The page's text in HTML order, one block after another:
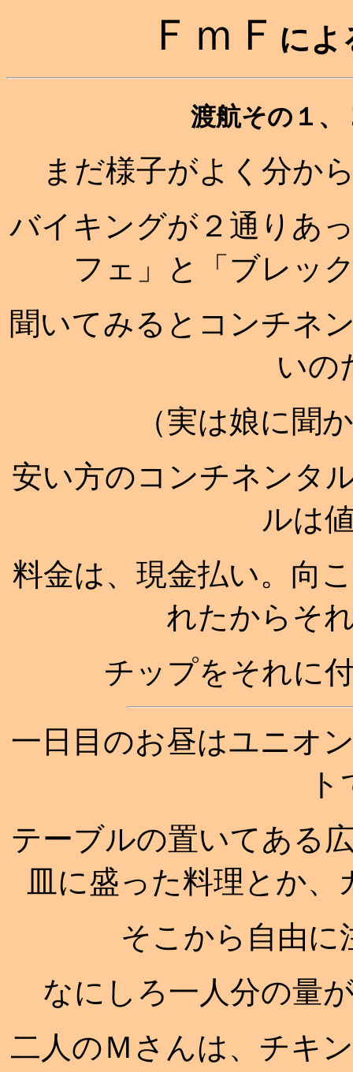
ＦｍＦ によ
渡航その１、
まだ様子がよく分か
バイキングが２通りあ
フェ」と「ブレッ
聞いてみるとコンチネ
いの
（実は娘に聞
安い方のコンチネンタ
ルは
料金は、現金払い。向
れたからそ
チップをそれに
一日目のお昼はユニオ
テーブルの置いてある
皿に盛った料理とか
そこから自由に
なにしろ一人分の量
二人のＭさんは、チキ